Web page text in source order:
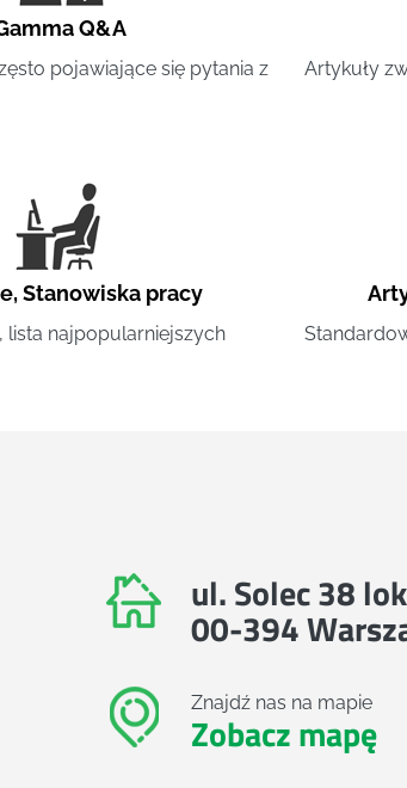
Q&A
pojawiające się pytania z
Artykuły
,Stanowiska pracy
lista najpopularniejszych
ul. Solec 38
00-394
Znajdź nas na mapie
Zobacz mapę